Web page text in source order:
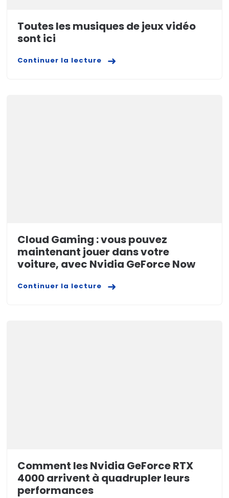
Toutes les musiques de jeux vidéo
sont ici
Continuer la lecture
Cloud Gaming : vous pouvez
maintenant jouer dans votre
voiture, avec Nvidia GeForce Now
Continuer la lecture
Comment les Nvidia GeForce RTX
4000 arrivent à quadrupler leurs
performances